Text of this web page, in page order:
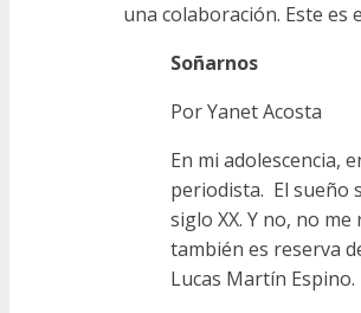
una colaboración. Este es
Soñarnos
Por Yanet Acosta
En mi adolescencia,
periodista. El sueño
siglo XX. Y no, no
también es reserva
Lucas Martín Espino.